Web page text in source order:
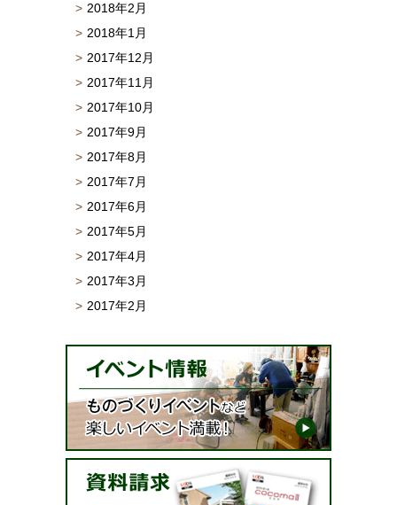
2018年2月
2018年1月
2017年12月
2017年11月
2017年10月
2017年9月
2017年8月
2017年7月
2017年6月
2017年5月
2017年4月
2017年3月
2017年2月